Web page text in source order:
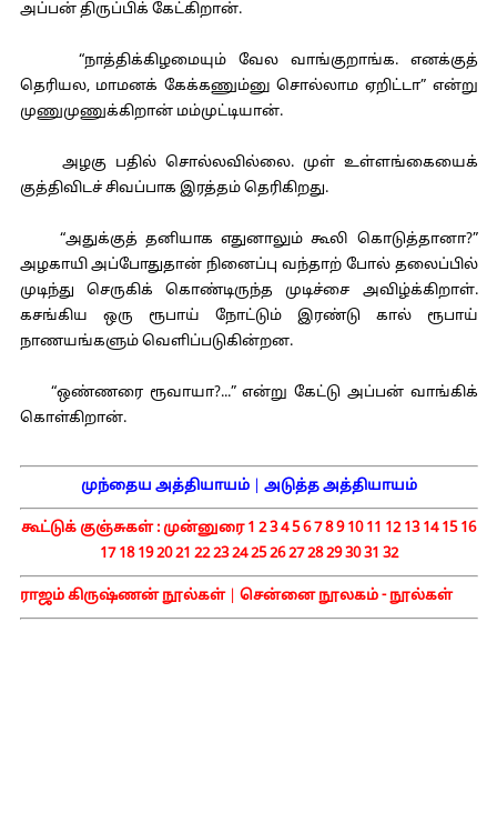
அப்பன் திருப்பிக் கேட்கிறான்.
“நாத்திக்கிழமையும் வேல வாங்குறாங்க. எனக்குத்
தெரியல, மாமனக் கேக்கணும்னு சொல்லாம ஏறிட்டா” என்று
முணுமுணுக்கிறான் மம்முட்டியான்.
அழகு பதில் சொல்லவில்லை. முள் உள்ளங்கையைக்
குத்திவிடச் சிவப்பாக இரத்தம் தெரிகிறது.
“அதுக்குத் தனியாக எதுனாலும் கூலி கொடுத்தானா?”
அழகாயி அப்போதுதான் நினைப்பு வந்தாற் போல் தலைப்பில்
முடிந்து செருகிக் கொண்டிருந்த முடிச்சை அவிழ்க்கிறாள்.
கசங்கிய ஒரு ரூபாய் நோட்டும் இரண்டு கால் ரூபாய்
நாணயங்களும் வெளிப்படுகின்றன.
“ஒண்ணரை ரூவாயா?...” என்று கேட்டு அப்பன் வாங்கிக்
கொள்கிறான்.
முந்தைய அத்தியாயம்| அடுத்த அத்தியாயம்
கூட்டுக் குஞ்சுகள் :முன்னுரை1 234567891011 1213141516
1718192021 22232425262728293031 32
ராஜம் கிருஷ்ணன் நூல்கள்| சென்னை நூலகம் - நூல்கள்